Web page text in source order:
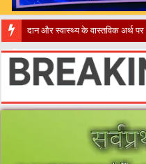
दान और स्वास्थ्य के वास्तविक अर्थ